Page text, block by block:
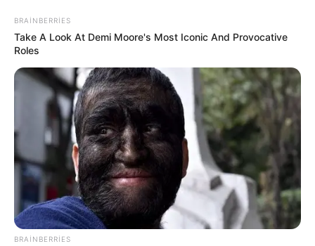
Yeni təyin olunan müavin KİMDİR?
—FOTO
Suraxanı
BRAINBERRIES
Take A Look At Demi Moore's Most Iconic And Provocative
Roles
BRAINBERRIES